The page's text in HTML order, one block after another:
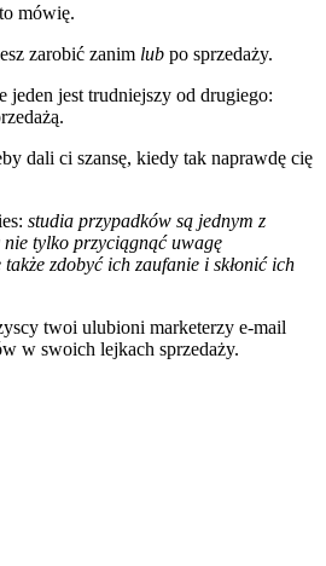
mówię.
zarobić zanim lub po sprzedaży.
jeden jest trudniejszy od drugiego:
dali ci szansę, kiedy tak naprawdę cię
studia przypadków są jednym z
tylko przyciągnąć uwagę
zdobyć ich zaufanie i skłonić ich
twoi ulubioni marketerzy e-mail
w swoich lejkach sprzedaży.